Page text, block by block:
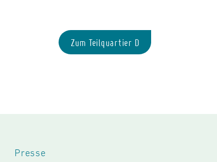
Zum Teilquartier D
Presse